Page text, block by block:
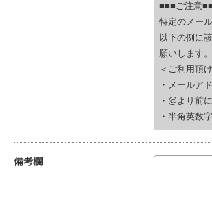
■■■ご注意
特定のメー
以下の例に
願いします。
＜ご利用頂
・メールア
・@より前
・半角英数
備考欄